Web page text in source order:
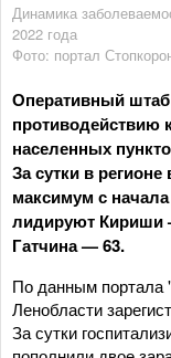
Динамика
2022 года
Фото: портал
Оперативный
противодействию
населенных
За сутки в
максимум с
лидируют Кириши
Гатчина — 63.
По данным портала
Ленобласти
За сутки